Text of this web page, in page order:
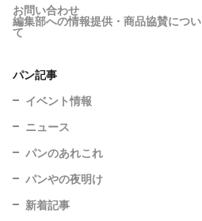
お問い合わせ
編集部への情報提供・商品協賛につい
て
パン記事
イベント情報
ニュース
パンのあれこれ
パンやの夜明け
新着記事